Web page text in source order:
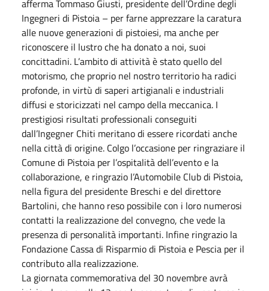
afferma Tommaso Giusti, presidente dell’Ordine degli
Ingegneri di Pistoia – per farne apprezzare la caratura
alle nuove generazioni di pistoiesi, ma anche per
riconoscere il lustro che ha donato a noi, suoi
concittadini. L’ambito di attività è stato quello del
motorismo, che proprio nel nostro territorio ha radici
profonde, in virtù di saperi artigianali e industriali
diffusi e storicizzati nel campo della meccanica. I
prestigiosi risultati professionali conseguiti
dall’Ingegner Chiti meritano di essere ricordati anche
nella città di origine. Colgo l’occasione per ringraziare il
Comune di Pistoia per l’ospitalità dell’evento e la
collaborazione, e ringrazio l’Automobile Club di Pistoia,
nella figura del presidente Breschi e del direttore
Bartolini, che hanno reso possibile con i loro numerosi
contatti la realizzazione del convegno, che vede la
presenza di personalità importanti. Infine ringrazio la
Fondazione Cassa di Risparmio di Pistoia e Pescia per il
contributo alla realizzazione.
La giornata commemorativa del 30 novembre avrà